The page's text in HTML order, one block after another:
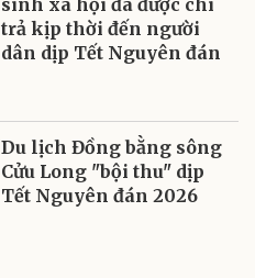
sinh xã hội đã được chi
trả kịp thời đến người
dân dịp Tết Nguyên đán
Du lịch Đồng bằng sông
Cửu Long "bội thu" dịp
Tết Nguyên đán 2026